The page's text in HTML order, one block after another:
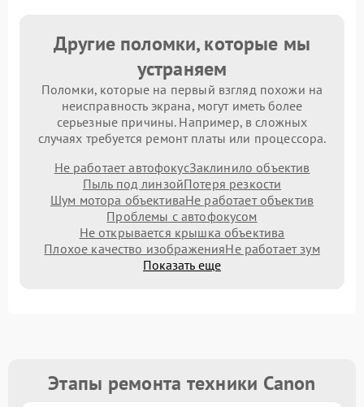
Другие поломки, которые мы
устраняем
Поломки, которые на первый взгляд похожи на
неисправность экрана, могут иметь более
серьезные причины. Например, в сложных
случаях требуется ремонт платы или процессора.
Не работает автофокусЗаклинило объектив
Пыль под линзойПотеря резкости
Шум мотора объективаНе работает объектив
Проблемы с автофокусом
Не открывается крышка объектива
Плохое качество изображенияНе работает зум
Показать еще
Этапы ремонта техники Canon